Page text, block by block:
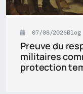
07/08/2026
Preuve du
militaires
protection